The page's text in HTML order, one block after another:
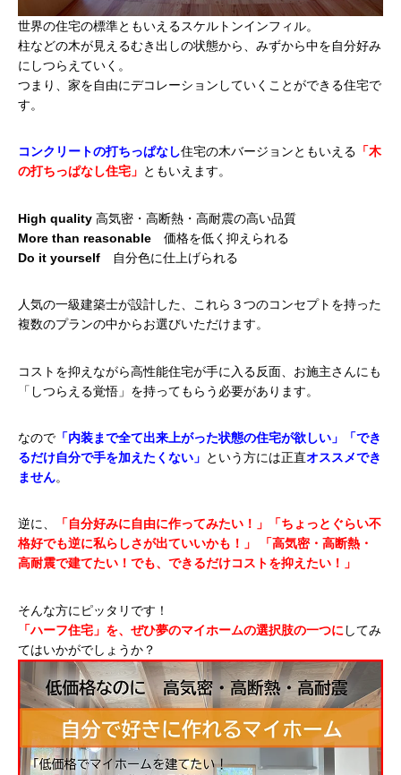
世界の住宅の標準ともいえるスケルトンインフィル。
柱などの木が見えるむき出しの状態から、みずから中を自分好み
にしつらえていく。
つまり、家を自由にデコレーションしていくことができる住宅で
す。
コンクリートの打ちっぱなし住宅の木バージョンともいえる 「木
の打ちっぱなし住宅」 ともいえます。
High quality 高気密・高断熱・高耐震の高い品質
More than reasonable 価格を低く抑えられる
Do it yourself 自分色に仕上げられる
人気の一級建築士が設計した、
これら３つのコンセプトを持った
複数のプランの中からお選びいただけます。
コストを抑えながら高性能住宅が手に入る反面、お施主さんにも
「しつらえる覚悟」を持ってもらう必要があります。
なので 「内装まで全て出来上がった状態の住宅が欲しい」「でき
るだけ自分で手を加えたくない」 という方には正直オススメでき
ません。
逆に、
「自分好みに自由に作ってみたい！」「ちょっとぐらい不
格好でも逆に私らしさが出ていいかも！」
「高気密・高断熱・
高耐震で建てたい！でも、できるだけコストを抑えたい！」
そんな方にピッタリです！
「ハーフ住宅」を、ぜひ夢のマイホームの選択肢の一つに してみ
てはいかがでしょうか？